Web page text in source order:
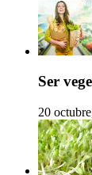
Ser
20